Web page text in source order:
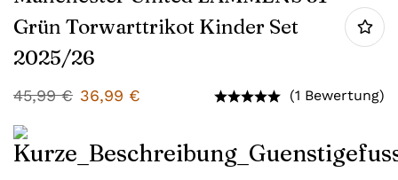
Grün Torwarttrikot Kinder Set
2025/26
45,99€ 36,99 € (1 Bewertung)